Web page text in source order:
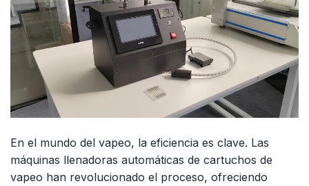
En el mundo del vapeo, la eficiencia es clave. Las
máquinas llenadoras automáticas de cartuchos de
vapeo han revolucionado el proceso, ofreciendo